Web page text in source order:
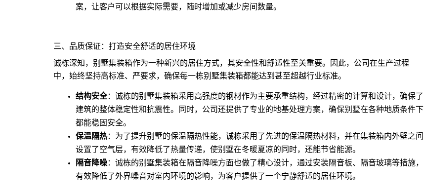
案，让客户可以根据实际需要，随时增加或减少房间数量。
三、品质保证：打造安全舒适的居住环境
诚栋深知，别墅集装箱作为一种新兴的居住方式，其安全性和舒适性至关重要。因此，公司在生产过程
中，始终坚持高标准、严要求，确保每一栋别墅集装箱都能达到甚至超越行业标准。
结构安全：诚栋的别墅集装箱采用高强度的钢材作为主要承重结构，经过精密的计算和设计，确保了
建筑的整体稳定性和抗震性。同时，公司还提供了专业的地基处理方案，确保别墅在各种地质条件下
都能稳固安全。
保温隔热：为了提升别墅的保温隔热性能，诚栋采用了先进的保温隔热材料，并在集装箱内外壁之间
设置了空气层，有效降低了热量传递，使别墅在冬暖夏凉的同时，还能节省能源。
隔音降噪：诚栋的别墅集装箱在隔音降噪方面也做了精心设计，通过安装隔音板、隔音玻璃等措施，
有效降低了外界噪音对室内环境的影响，为客户提供了一个宁静舒适的居住环境。